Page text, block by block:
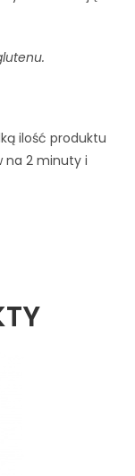
ilość produktu
na 2 minuty i